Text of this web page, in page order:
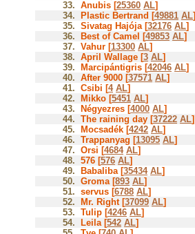
33. Anubis [25360 AL]
34.
Plastic Bertrand [49881 AL]
35. Sivatag Hajója [32176 AL]
36.
Best of Camel [49853 AL]
37. Vahur [13300 AL]
38. April Wallage [3 AL]
39.
Marcipántigris [42046 AL]
40. After 9000 [37571 AL]
41. Csibi [4 AL]
42.
Mikko [5451 AL]
43.
Négyezres [4000 AL]
44. The raining day [37222 AL]
45.
Mocsadék [4242 AL]
46. Trappanyag [13095 AL]
47. Orsi [4684 AL]
48. 576 [576 AL]
49.
Babaliba [35434 AL]
50. Groma [893 AL]
51. servus [6788 AL]
52.
Mr. Right [37099 AL]
53. Tulip [4246 AL]
54.
Leila [542 AL]